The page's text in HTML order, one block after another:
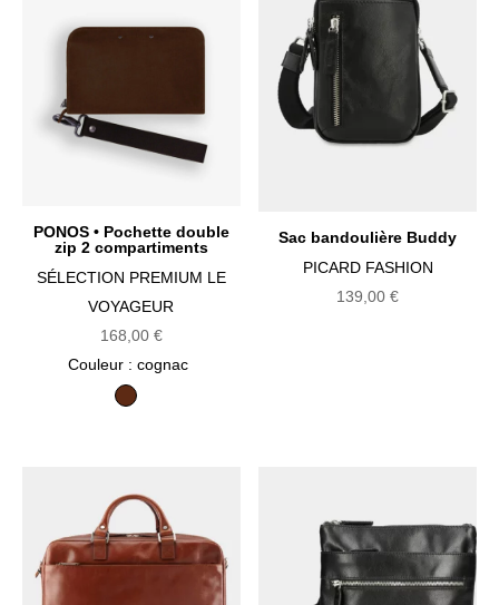
PONOS • Pochette double
zip 2 compartiments
SÉLECTION PREMIUM LE
VOYAGEUR
168,00 €
Couleur : cognac
cognac
Sac bandoulière Buddy
PICARD FASHION
139,00€